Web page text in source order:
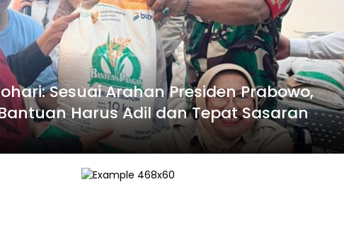
Sesuai Arahan Presiden Prabowo,
Harus Adil dan Tepat Sasaran